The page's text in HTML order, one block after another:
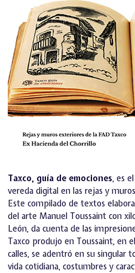
Taxco, guía de emociones, es
vereda digital en las rejas y
Este compilado de textos
del arte Manuel Toussaint con
León, da cuenta de las
Taxco produjo en Toussaint, en
calles, se adentró en su singular
vida cotidiana, costumbres y